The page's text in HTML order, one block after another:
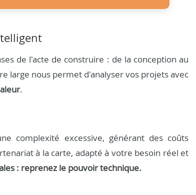
de l'acte de construire : de la conception au
large nous permet d'analyser vos projets avec
.
complexité excessive, générant des coûts
à la carte, adapté à votre besoin réel et
: reprenez le pouvoir technique.